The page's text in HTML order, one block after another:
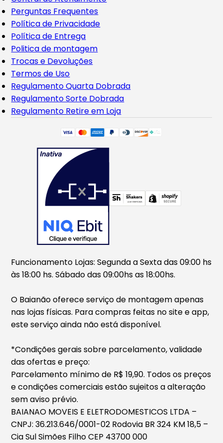
Perguntas Frequentes
Política de Privacidade
Política de Entrega
Politica de montagem
Trocas e Devoluções
Termos de Uso
Regulamento Quarta Dobrada
Regulamento Sorte Dobrada
Regulamento Retire em Loja
Funcionamento Lojas: Segunda a Sexta das 09:00 hs
às 18:00 hs. Sábado das 09:00hs as 18:00hs.
O Baianão oferece serviço de montagem apenas
nas lojas físicas. Para compras feitas no site e app,
este serviço ainda não está disponível.
*Condições gerais sobre parcelamento, validade
das ofertas e preço:
Parcelamento mínimo de R$ 19,90. Todos os preços
e condições comerciais estão sujeitos a alteração
sem aviso prévio.
BAIANAO MOVEIS E ELETRODOMESTICOS LTDA –
CNPJ: 36.213.646/0001-02 Rodovia BR 324 KM 18,5 –
Cia Sul Simões Filho CEP 43700 000